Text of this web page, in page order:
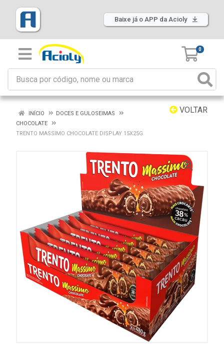
Baixe já o APP da Acioly
0
VOLTAR
INÍCIO
DOCES E GULOSEIMAS
CHOCOLATE
TRENTO MASSIMO CHOCOLATE DISPLAY 15X25G